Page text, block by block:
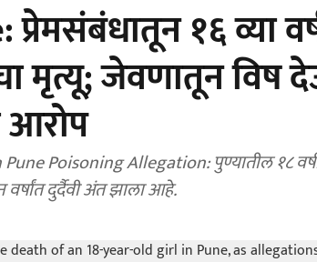
१६ व्या
मृत्यू; जेवणातून विष
Poisoning Allegation: पुण्यातील १८
वर्षांत दुर्दैवी अंत झाला आहे.